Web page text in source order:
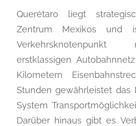
Querétaro liegt
Zentrum Mexikos und
erstklassigen
Kilometern
Stunden gewährleistet das
System
Darüber hinaus gibt es